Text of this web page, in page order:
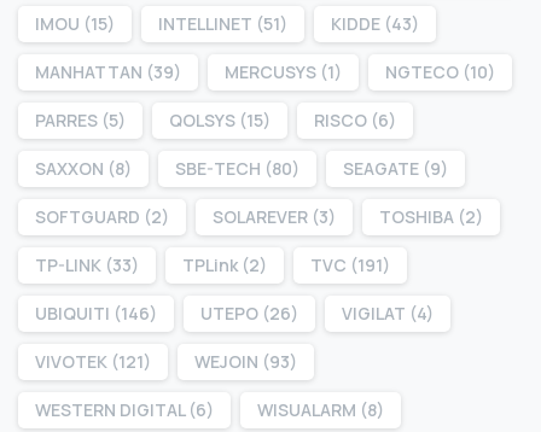
IMOU (15) INTELLINET (51) KIDDE (43)
MANHATTAN (39) MERCUSYS (1) NGTECO (10)
PARRES (5) QOLSYS (15) RISCO (6)
SAXXON (8) SBE-TECH (80) SEAGATE (9)
SOFTGUARD (2) SOLAREVER (3) TOSHIBA (2)
TP-LINK (33) TPLink (2) TVC (191)
UBIQUITI (146) UTEPO (26) VIGILAT (4)
VIVOTEK (121) WEJOIN (93)
WESTERN DIGITAL(6) WISUALARM (8)